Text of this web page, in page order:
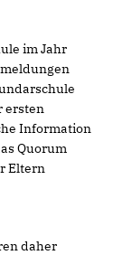
im Jahr
ersten
Information
Quorum
Eltern
daher